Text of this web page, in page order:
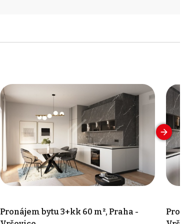
Pronájem bytu 3+kk 60 m², Praha -